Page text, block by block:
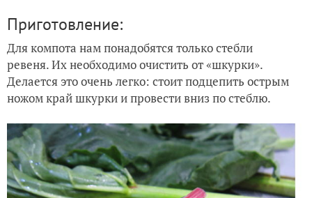
Приготовление:
Для компота нам понадобятся только стебли
ревеня. Их необходимо очистить от «шкурки».
Делается это очень легко: стоит подцепить острым
ножом край шкурки и провести вниз по стеблю.